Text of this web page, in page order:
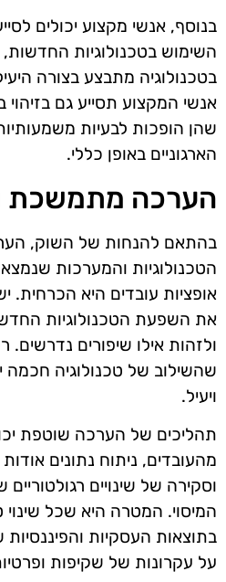
בנוסף, אנשי מקצוע יכולים
השימוש בטכנולוגיות
בטכנולוגיה מתבצע בצורה
אנשי המקצוע תסייע גם בזיהוי
שהן הופכות לבעיות
הארגוניים באופן כללי.
הערכה מתמשכת
בהתאם להנחות של השוק,
הטכנולוגיות והמערכות
אופציות עובדים היא הכרחית.
את השפעת הטכנולוגיות
ולזהות אילו שיפורים נדרשים.
שהשילוב של טכנולוגיה חכמה
ויעיל.
תהליכים של הערכה שוטפת
מהעובדים, ניתוח נתונים
וסקירה של שינויים
המיסוי. המטרה היא שכל שינוי
בתוצאות העסקיות
על עקרונות של שקיפות